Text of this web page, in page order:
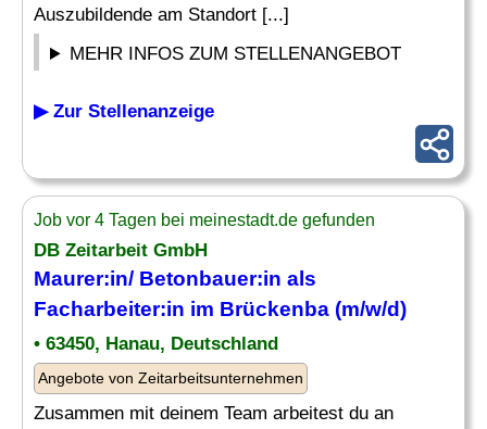
Auszubildende am Standort [...]
MEHR INFOS ZUM STELLENANGEBOT
▶ Zur Stellenanzeige
Job vor 4 Tagen bei meinestadt.de gefunden
DB Zeitarbeit GmbH
Maurer:in/ Betonbauer:in als
Facharbeiter:in im Brückenba (m/w/d)
• 63450, Hanau, Deutschland
Angebote von Zeitarbeitsunternehmen
Zusammen mit deinem Team arbeitest du an